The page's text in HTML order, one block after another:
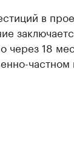
в
через 18
частном